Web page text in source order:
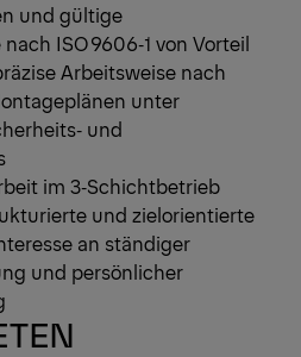
und gültige
ISO 9606‑1 von Vorteil
Arbeitsweise nach
unter
und
im 3‑Schichtbetrieb
und zielorientierte
an ständiger
und persönlicher